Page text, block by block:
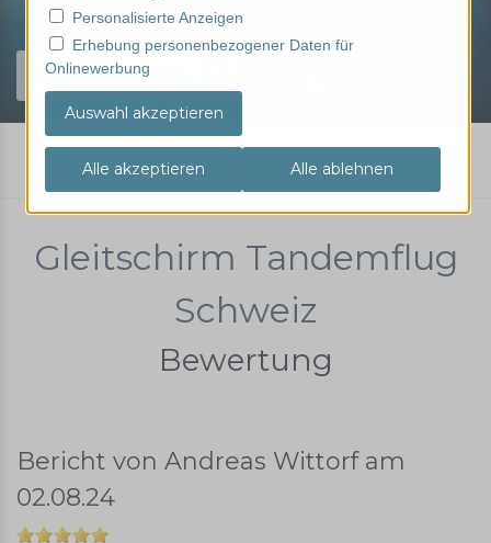
Finde dein Erlebnis...
Gleitschirm Tandemflug
Gleitschirm Tandemflug
Schweiz
Bewertung
Bericht von Andreas Wittorfam
02.08.24
Personalisierte Anzeigen
Erhebung personenbezogener Daten für
Onlinewerbung